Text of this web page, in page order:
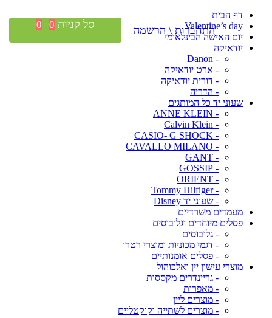
דף הבית
Valentine’s day
יום האישה הבינלאומי
יודאיקה
- Danon
- ארט יודאיקה
- דורית יודאיקה
- הדריה
שעוני יד כל המותגים
- ANNE KLEIN
- Calvin Klein
- CASIO- G SHOCK
- CAVALLO MILANO
- GANT
- GOSSIP
- ORIENT
- Tommy Hilfiger
- שעוני יד Disney
מעמדים משרדיים
פסלים מיוחדים וגלובוסים
- גלובוסים
- דגמי מכוניות ומוצרי רטרו
- פסלים אומנותיים
מוצרי עישון יין ואלכוהול
- גריינדרים מקססות
- מאפרות
- מוצרים ליין
- מוצרים לשתייה וקוקטליים
התחברות \ הרשמה סל קניות 0
0